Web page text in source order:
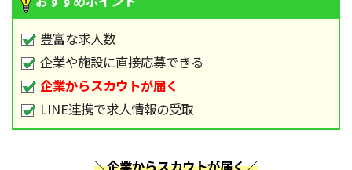
豊富な求人数
企業や施設に直接応募できる
企業からスカウトが届く
LINE連携で求人情報の受取
＼企業からスカウトが届く／